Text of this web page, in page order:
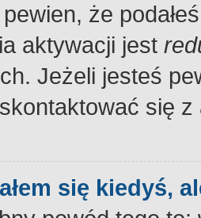
że
aktywacji jest
Jeżeli jesteś
się
się kiedyś,